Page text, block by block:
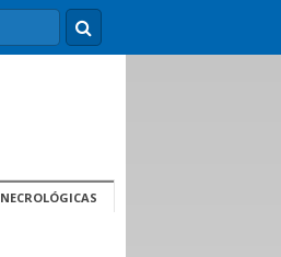
NECROLÓGICAS